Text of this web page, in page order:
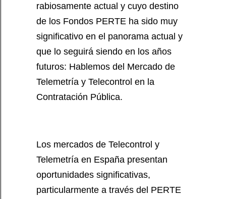
rabiosamente actual y cuyo destino
de los Fondos PERTE ha sido muy
significativo en el panorama actual y
que lo seguirá siendo en los años
futuros: Hablemos del Mercado de
Telemetría y Telecontrol en la
Contratación Pública.
Los mercados de Telecontrol y
Telemetría en España presentan
oportunidades significativas,
particularmente a través del PERTE